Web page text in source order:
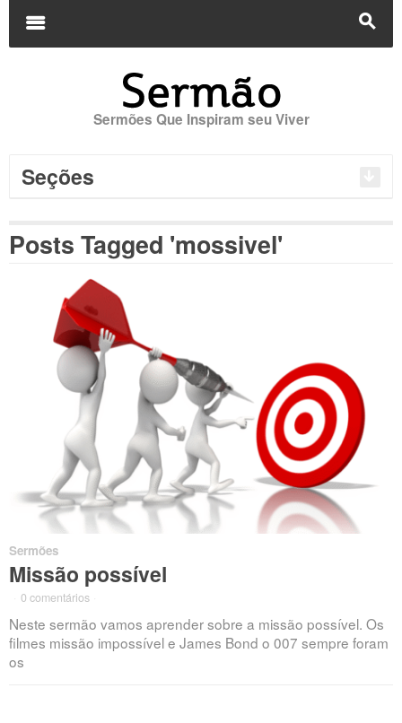
s
m
Sermões Que Inspiram seu Viver
Seções
Posts Tagged 'mossivel'
Sermões
Missão possível
0 comentários
Neste sermão vamos aprender sobre a missão possível. Os
filmes missão impossível e James Bond o 007 sempre foram
os